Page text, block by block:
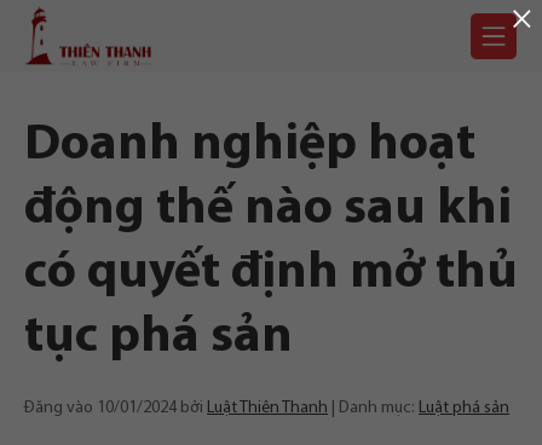
Chuyển
Trang
chủ
Doanh nghiệp hoạt
động thế nào sau khi
có quyết định mở thủ
tục phá sản
Đăng vào 10/01/2024 bởi Luật Thiên Thanh Danh mục: Luật phá sản
×